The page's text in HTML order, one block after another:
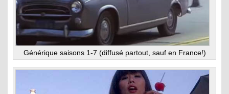
Générique saisons 1-7 (diffusé partout, sauf en France!)